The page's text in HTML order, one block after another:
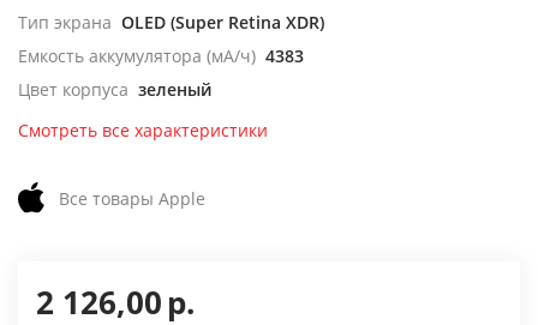
Тип экрана OLED (Super Retina XDR)
Емкость аккумулятора (мА/ч) 4383
Цвет корпуса зеленый
Смотреть все характеристики
Все товары Apple
2 126,00р.